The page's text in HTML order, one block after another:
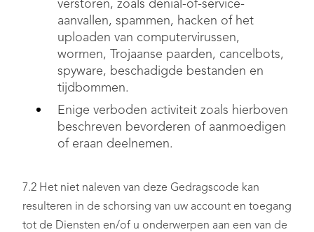
verstoren, zoals denial-of-service-
aanvallen, spammen, hacken of het
uploaden van computervirussen,
wormen, Trojaanse paarden, cancelbots,
spyware, beschadigde bestanden en
tijdbommen.
Enige verboden activiteit zoals hierboven
beschreven bevorderen of aanmoedigen
of eraan deelnemen.
7.2 Het niet naleven van deze Gedragscode kan
resulteren in de schorsing van uw account en toegang
tot de Diensten en/of u onderwerpen aan een van de